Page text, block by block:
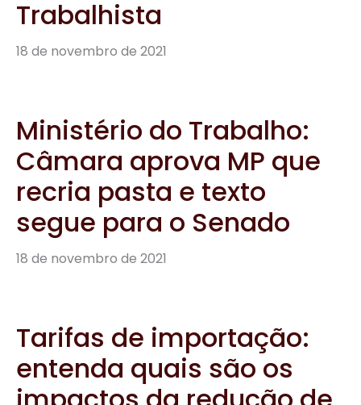
Trabalhista
18 de novembro de 2021
Ministério do Trabalho:
Câmara aprova MP que
recria pasta e texto
segue para o Senado
18 de novembro de 2021
Tarifas de importação:
entenda quais são os